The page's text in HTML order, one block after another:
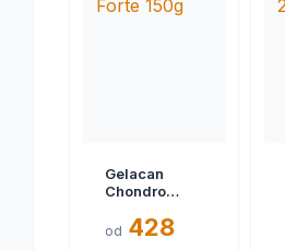
Gelacan
Chondro
od 428